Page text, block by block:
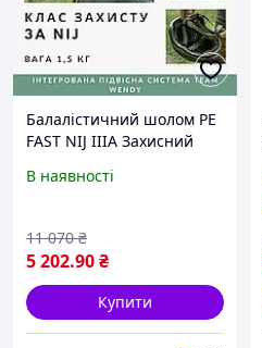
Балалістичний шолом PE
FAST NIJ IIIA Захисний
Каска протиударна
В наявності
5 202.90₴
11 070 ₴
Купити